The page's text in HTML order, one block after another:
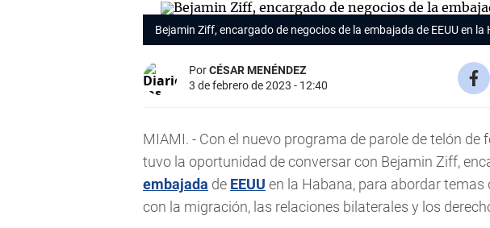
Bejamin Ziff, encargado de negocios de la embajada de EEUUen la
PorCÉSAR MENÉNDEZ
3 de febrero de 2023 - 12:40
MIAMI. - Con el nuevo programa de parole de telón de
tuvo la oportunidad de conversar con Bejamin Ziff,
embajada de EEUU en la Habana, para abordar
con la migración, las relaciones bilaterales y los